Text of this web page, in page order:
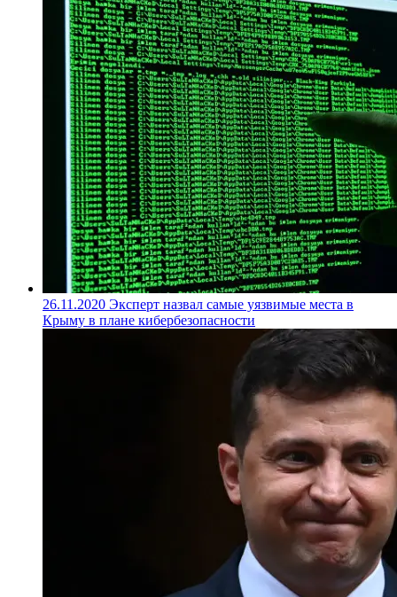
26.11.2020 Эксперт назвал самые уязвимые места в
Крыму в плане кибербезопасности